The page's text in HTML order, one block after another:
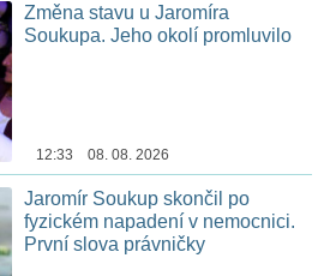
Změna stavu u Jaromíra
Soukupa. Jeho okolí promluvilo
12:33 08. 08. 2026
Jaromír Soukup skončil po
fyzickém napadení v nemocnici.
První slova právničky